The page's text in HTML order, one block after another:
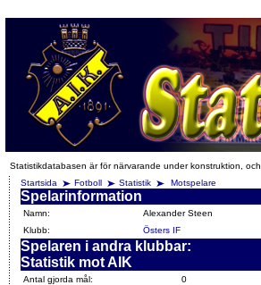
Statistikdatabasen är för närvarande under konstruktion,
Startsida
Fotboll Statistik Motspelare
Spelarinformation
Namn:
Alexander Steen
Klubb:
Östers IF
Spelaren i andra klubbar:
Statistik mot AIK
Antal gjorda mål:
0